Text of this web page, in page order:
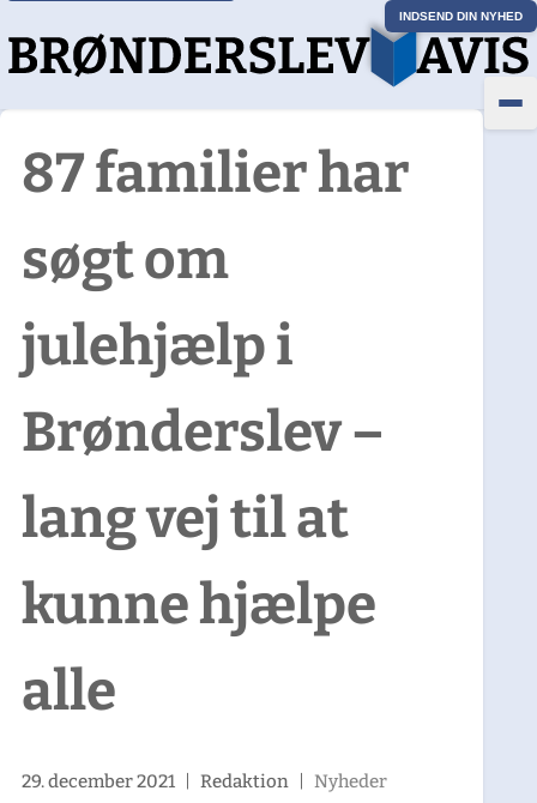
INDSEND DIN NYHED
87 familier har
søgt om
julehjælp i
Brønderslev –
lang vej til at
kunne hjælpe
alle
29. december 2021 |Redaktion |Nyheder